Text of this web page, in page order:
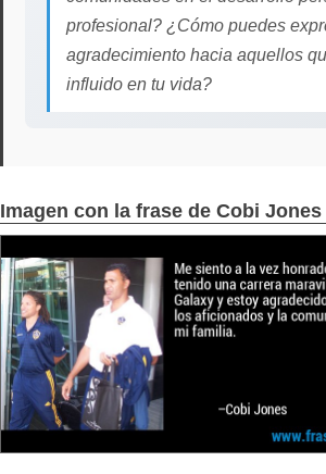
profesional? ¿Cómo puedes
agradecimiento hacia aquellos
influido en tu vida?
Imagen con la frase de Cobi Jones